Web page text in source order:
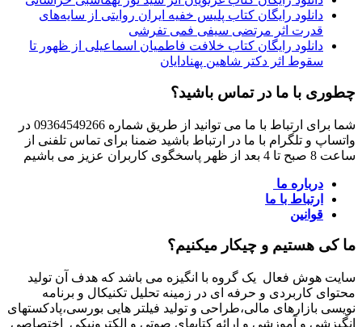
دانلود رایگان کتاب پلیس خفیه ایران روایتی از سایه‌های
قدرت اثر مرتضی سیفی فمی تفرشی
دانلود رایگان کتاب خلافت فاطمیان اسماعیلی از ظهور تا
سقوط اثر دکتر شاهین پهنادایان
چطوری با ما در تماس باشید؟
شما برای ارتباط با ما می توانید از طریق شماره 09364549266 در
واتساپ و تلگرام با ما در ارتباط باشید ضمنا برای تماس تلفنی از
ساعت 8 صبح تا 4 بعد از ظهر پاسخگوی کاربران عزیز می باشیم
درباره ما
ارتباط با ما
قوانین
ما کی هستیم و چیکار میکنیم؟
سایت هوش فعال یک گروه با انگیزه می باشد که هدف آن تولید
محتوای کاربردی و حرفه ای در زمینه تحلیل تکنیکال و برنامه
نویسی بازارهای مالی،طراحی و تولید فیلتر هایی بورسی،پادکستهای
انگیزشی و آموزشی و ارائه کتابهای صوتی و الکترونیکی اختصاصی